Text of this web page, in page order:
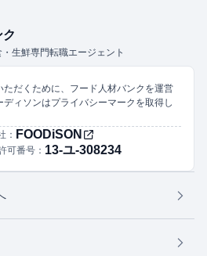
生鮮専門転職エージェント
ただくために、フード人材バンクを運営
ディソンはプライバシーマークを取得し
： FOODiSON
可番号： 13-ユ-308234